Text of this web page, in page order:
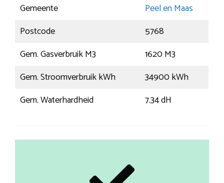
Gemeente
Peel en Maas
Postcode
5768
Gem. Gasverbruik M3
1620 M3
Gem. Stroomverbruik kWh
34900 kWh
Gem. Waterhardheid
7.34 dH